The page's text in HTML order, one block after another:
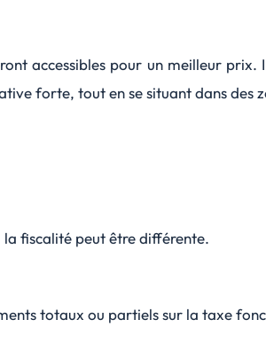
accessibles pour un meilleur prix.
forte, tout en se situant dans des
la fiscalité peut être différente.
totaux ou partiels sur la taxe